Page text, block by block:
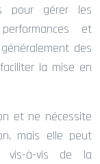
pour gérer les
et
des
la mise en
et ne nécessite
mais elle peut
vis-à-vis de la